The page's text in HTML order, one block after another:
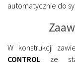
automatycznie do
W konstrukcji
CONTROL ze